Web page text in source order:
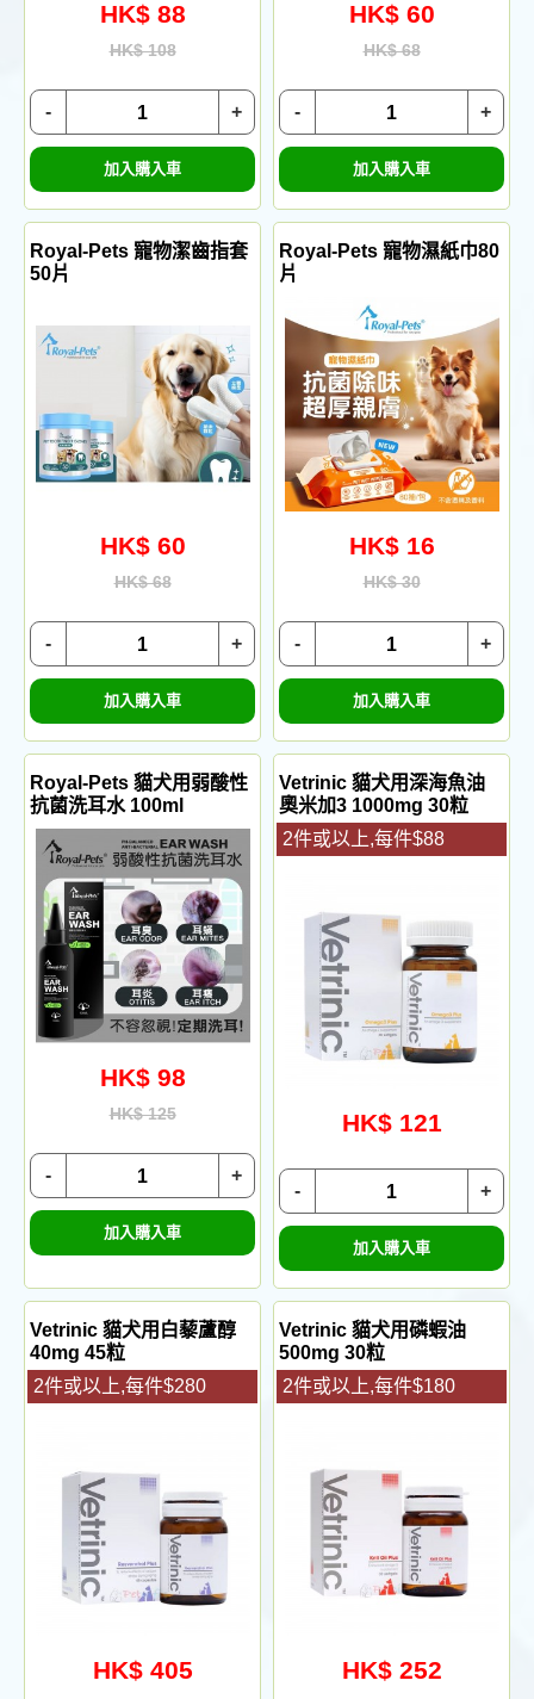
HK$ 88
HK$ 108
+
-
加入購入車
HK$ 60
HK$ 68
+
-
加入購入車
Royal-Pets 寵物潔齒指套
50片
HK$ 60
HK$ 68
+
-
加入購入車
Royal-Pets 寵物濕紙巾80
片
HK$ 16
HK$ 30
+
-
加入購入車
Royal-Pets 貓犬用弱酸性
抗菌洗耳水 100ml
HK$ 98
HK$ 125
+
-
加入購入車
Vetrinic 貓犬用深海魚油
奧米加3 1000mg 30粒
2件或以上,每件$88
HK$ 121
+
-
加入購入車
Vetrinic 貓犬用白藜蘆醇
40mg 45粒
2件或以上,每件$280
HK$ 405
Vetrinic 貓犬用磷蝦油
500mg 30粒
2件或以上,每件$180
HK$ 252